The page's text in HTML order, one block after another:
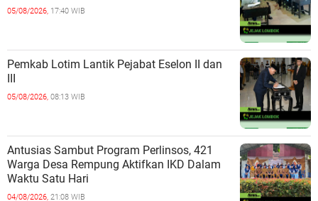
05/08/2026, 17:40 WIB
Pemkab Lotim Lantik Pejabat Eselon II dan
III
05/08/2026, 08:13 WIB
Antusias Sambut Program Perlinsos, 421
Warga Desa Rempung Aktifkan IKD Dalam
Waktu Satu Hari
04/08/2026, 21:08 WIB